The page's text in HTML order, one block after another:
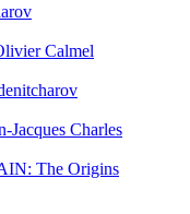
Calmel
Jacques Charles
The Origins